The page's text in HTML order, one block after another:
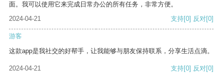
面。我可以使用它来完成日常办公的所有任务，非常方便。
2024-04-21
支持[0] 反对[0]
游客
这款app是我社交的好帮手，让我能够与朋友保持联系，分享生活点滴。
2024-04-21 支持[0] 反对[0]